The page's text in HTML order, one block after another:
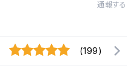
通報する
(199)